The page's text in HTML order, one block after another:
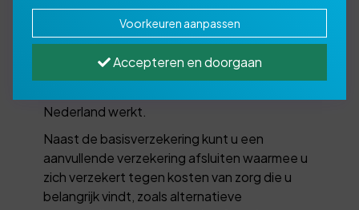
De basisverzekering is een wettelijk verplichte
zorgverzekering voor iedere Nederlander. De
basisverzekering is ook verplicht voor
Nederland werkt.
Naast de basisverzekering kunt u een
aanvullende verzekering afsluiten waarmee u
zich verzekert tegen kosten van zorg die u
belangrijk vindt, zoals alternatieve
Voorkeuren aanpassen
Accepteren en doorgaan